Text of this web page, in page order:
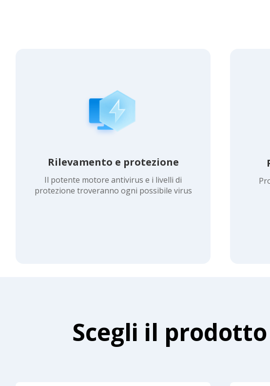
Rilevamento e protezione
Il potente motore antivirus e i livelli di
protezione troveranno ogni possibile virus
Scegli il